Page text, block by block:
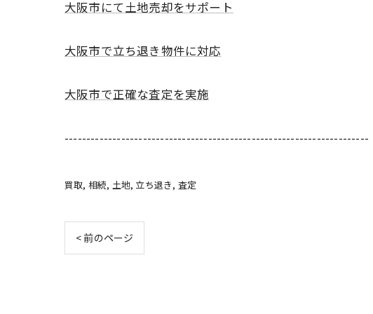
大阪市にて土地売却をサポート
大阪市で立ち退き物件に対応
大阪市で正確な査定を実施
----------------------------------------------------------------------
買取 相続 土地 立ち退き 査定
< 前のページ